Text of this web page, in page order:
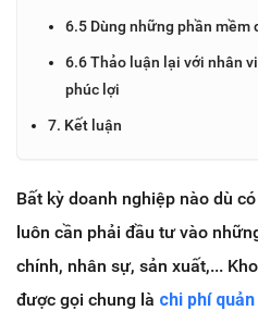
6.5 Dùng những phần mềm
6.6 Thảo luận lại với nhân
phúc lợi
7. Kết luận
Bất kỳ doanh nghiệp nào dù
luôn cần phải đầu tư vào
chính, nhân sự, sản xuất,...
được gọi chung là chi phí